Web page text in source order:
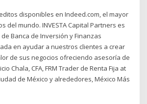
disponibles en Indeed.com, el mayor
del mundo. INVESTA Capital Partners es
Banca de Inversión y Finanzas
en ayudar a nuestros clientes a crear
de sus negocios ofreciendo asesoría de
Chala, CFA, FRM Trader de Renta Fija at
de México y alrededores, México Más